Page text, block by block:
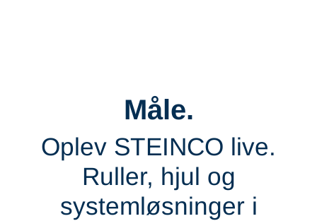
Måle.
Oplev STEINCO live.
Ruller, hjul og
systemløsninger i